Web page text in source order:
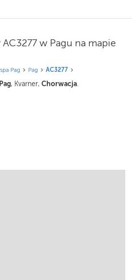
w Pagu na mapie
Pag Pag AC3277
Pag, Kvarner, Chorwacja